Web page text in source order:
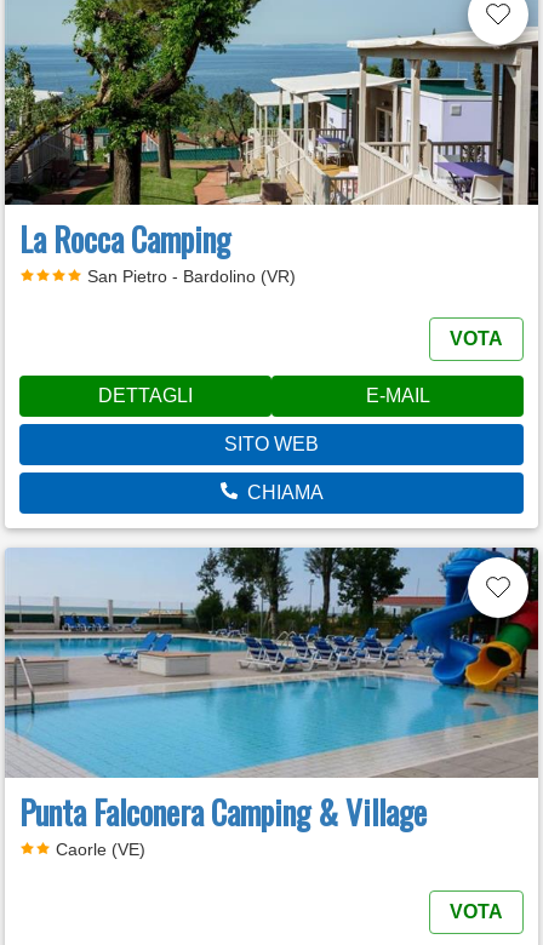
La Rocca Camping
San Pietro - Bardolino (VR)
VOTA
DETTAGLI E-MAIL
SITO WEB
CHIAMA
Punta Falconera Camping & Village
Caorle (VE)
VOTA